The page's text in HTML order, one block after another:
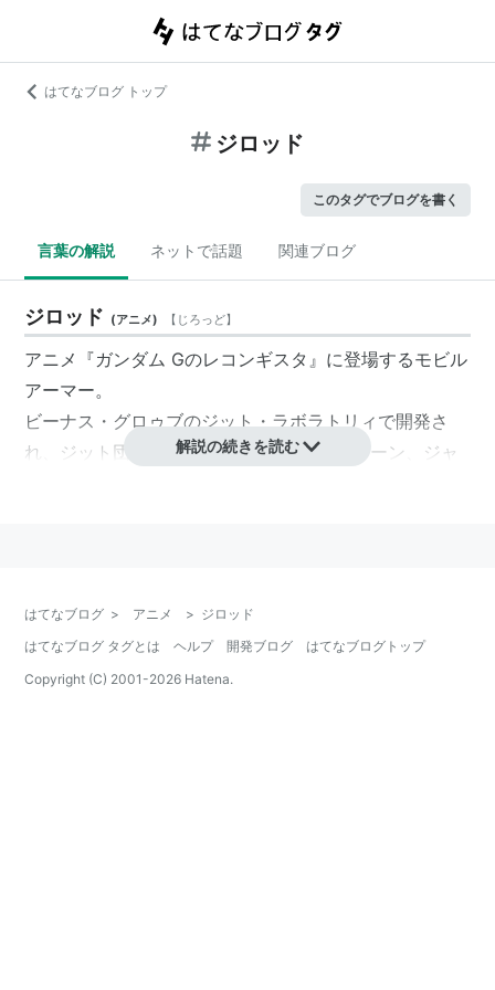
はてなブログ トップ
ジロッド
このタグでブログを書く
言葉の解説 ネットで話題 関連ブログ
ジロッド (アニメ) 【 じろっど】
アニメ『ガンダム Gのレコンギスタ』に登場するモビル
アーマー。
ビーナス・グロゥブのジット・ラボラトリィで開発さ
れ、ジット団が保有する大型MA。 ジャイオーン
ジャ
解説の続きを読む
はてなブログ > アニメ > ジロッド
はてなブログ タグとは
ヘルプ 開発ブログ
はてなブログトップ
Copyright (C) 2001-2026 Hatena.